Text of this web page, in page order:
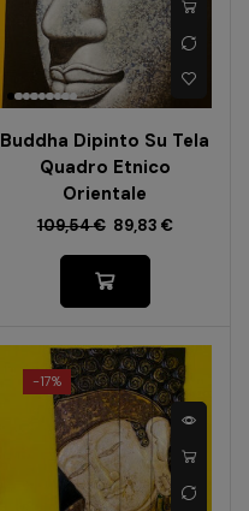
Buddha Dipinto Su Tela
Quadro Etnico
Orientale
109,54€ 89,83 €
-17%